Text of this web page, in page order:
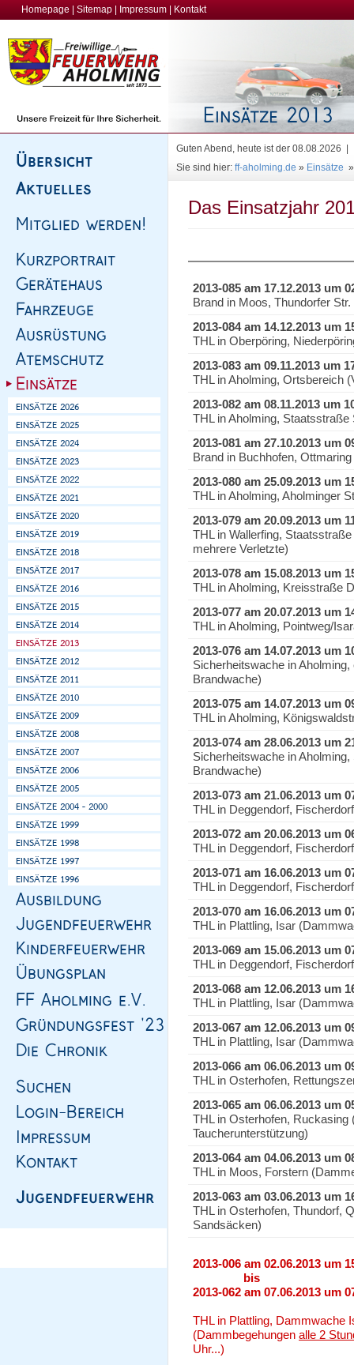
Homepage Sitemap Impressum Kontakt
Guten Abend, heute ist der 08.08.2026 |
Sie sind hier: ff-aholming.de » Einsätze
Das Einsatzjahr
2013-085 am 17.12.2013 um
Brand in Moos, Thundorfer
2013-084 am 14.12.2013 um
THL in Oberpöring,
2013-083 am 09.11.2013 um
THL in Aholming, Ortsbereich
2013-082 am 08.11.2013 um
THL in Aholming,
2013-081 am 27.10.2013 um
Brand in Buchhofen,
2013-080 am 25.09.2013 um
THL in Aholming, Aholminger
2013-079 am 20.09.2013 um
THL in Wallerfing,
mehrere Verletzte)
2013-078 am 15.08.2013 um
THL in Aholming, Kreisstraße
2013-077 am 20.07.2013 um
THL in Aholming, Pointweg/
2013-076 am 14.07.2013 um
Sicherheitswache in
Brandwache)
2013-075 am 14.07.2013 um
THL in Aholming,
2013-074 am 28.06.2013 um
Sicherheitswache in
Brandwache)
2013-073 am 21.06.2013 um
THL in Deggendorf,
2013-072 am 20.06.2013 um
THL in Deggendorf,
2013-071 am 16.06.2013 um
THL in Deggendorf,
2013-070 am 16.06.2013 um
THL in Plattling, Isar
2013-069 am 15.06.2013 um
THL in Deggendorf,
2013-068 am 12.06.2013 um
THL in Plattling, Isar
2013-067 am 12.06.2013 um
THL in Plattling, Isar
2013-066 am 06.06.2013 um
THL in Osterhofen,
2013-065 am 06.06.2013 um
THL in Osterhofen,
Taucherunterstützung)
2013-064 am 04.06.2013 um
THL in Moos, Forstern
2013-063 am 03.06.2013 um
THL in Osterhofen, Thundorf,
Sandsäcken)
2013-006 am 02.06.2013 um
bis
2013-062 am 07.06.2013 um
THL in Plattling, Dammwache
(Dammbegehungen alle 2
Uhr...)